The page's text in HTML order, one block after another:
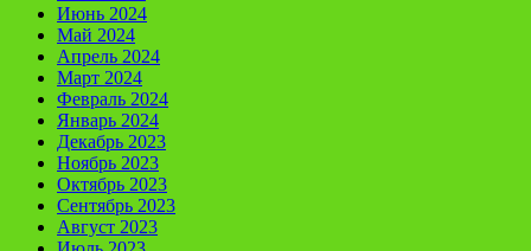
Июнь 2024
Май 2024
Апрель 2024
Март 2024
Февраль 2024
Январь 2024
Декабрь 2023
Ноябрь 2023
Октябрь 2023
Сентябрь 2023
Август 2023